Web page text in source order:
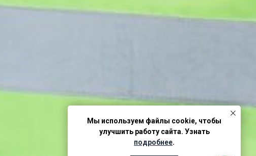
Мы используем файлы cookie, чтобы
улучшить работу сайта. Узнать
подробнее.